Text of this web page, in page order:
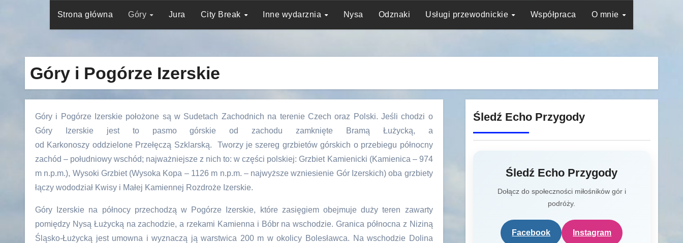
Strona główna Góry Jura City Break Inne wydarznia Nysa Odznaki Usługi przewodnickie Współpraca O mnie
Góry i Pogórze Izerskie
Góry i Pogórze Izerskie położone są w Sudetach Zachodnich na terenie Czech oraz Polski. Jeśli chodzi o
Góry Izerskie jest to pasmo górskie od zachodu zamknięte Bramą Łużycką, a
od Karkonoszy oddzielone Przełęczą Szklarską. Tworzy je szereg grzbietów górskich o przebiegu północny
zachód – południowy wschód; najważniejsze z nich to: w części polskiej: Grzbiet Kamienicki (Kamienica – 974
m n.p.m.), Wysoki Grzbiet (Wysoka Kopa – 1126 m n.p.m. – najwyższe wzniesienie Gór Izerskich) oba grzbiety
łączy wododział Kwisy i Małej Kamiennej Rozdroże Izerskie.
Góry Izerskie na północy przechodzą w Pogórze Izerskie, które zasięgiem obejmuje duży teren zawarty
pomiędzy Nysą Łużycką na zachodzie, a rzekami Kamienna i Bóbr na wschodzie. Granica północna z Niziną
Śląsko-Łużycką jest umowna i wyznaczą ją warstwica 200 m w okolicy Bolesławca. Na wschodzie Dolina
Śledź Echo Przygody
Śledź Echo Przygody
Dołącz do społeczności miłośników gór i
podróży.
Facebook Instagram